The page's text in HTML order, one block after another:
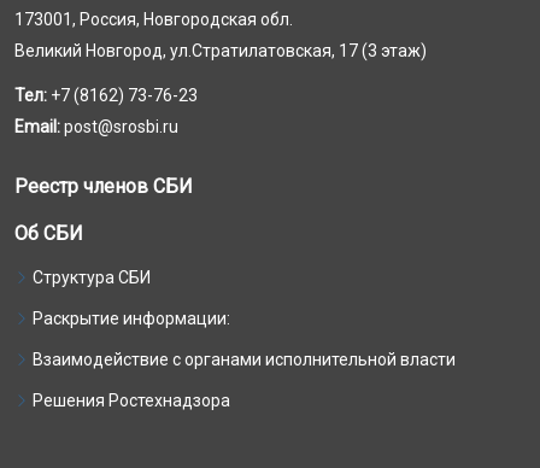
173001, Россия, Новгородская обл.
Великий Новгород, ул.Стратилатовская, 17 (3 этаж)
Тел: +7 (8162) 73-76-23
Email:post@srosbi.ru
Реестр членов СБИ
Об СБИ
Структура СБИ
Раскрытие информации:
Взаимодействие с органами исполнительной власти
Решения Ростехнадзора